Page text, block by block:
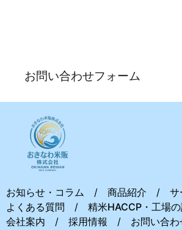
お問い合わせフォーム
お知らせ・コラム 商品紹介
サ
よくある質問
精米HACCP・工場
会社案内
採用情報 お問い合わ